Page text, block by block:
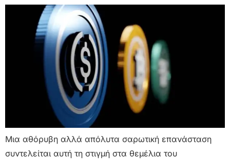
Μια αθόρυβη αλλά απόλυτα σαρωτική επανάσταση
συντελείται αυτή τη στιγμή στα θεμέλια του